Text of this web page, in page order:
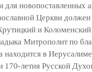
для новопоставленных
Церкви
и
Митрополит по
находится в
170-летия Русской